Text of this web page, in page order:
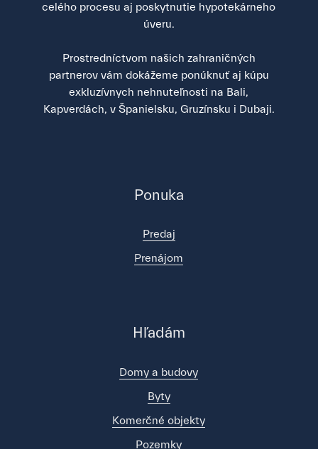
celého procesu aj poskytnutie hypotekárneho
úveru.
Prostredníctvom našich zahraničných
partnerov vám dokážeme ponúknuť aj kúpu
exkluzívnych nehnuteľnosti na Bali,
Kapverdách, v Španielsku, Gruzínsku i Dubaji.
Ponuka
Predaj
Prenájom
Hľadám
Domy a budovy
Byty
Komerčné objekty
Pozemky